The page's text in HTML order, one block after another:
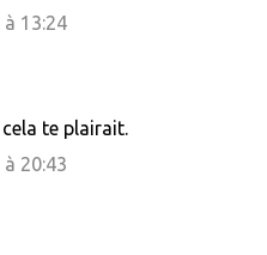
13:24
te plairait.
20:43